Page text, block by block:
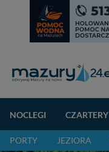
NOCLEGI CZARTERY
PORTY JEZIORA